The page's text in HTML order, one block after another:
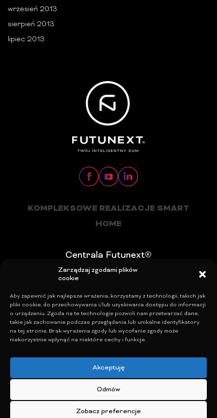
Zarządzaj zgodami plików
cookie
Aby zapewnić jak najlepsze wrażenia, korzystamy z technologii, takich jak
pliki cookie, do przechowywania i/lub uzyskiwania dostępu do informacji
o urządzeniu. Zgoda na te technologie pozwoli nam przetwarzać dane,
takie jak zachowanie podczas przeglądania lub unikalne identyfikatory
na tej stronie. Brak wyrażenia zgody lub wycofanie zgody może
niekorzystnie wpłynąć na niektóre cechy i funkcje.
Akceptuję
Odmów
Zobacz preferencje
wrzesień 2013
sierpień 2013
lipiec 2013
KOMPLEKSOWE REALIZACJE SMART
HOME
Centrala Futunext®
Tel. +48 22 100 26 10
Blog
Polityka Prywatności
Polityka plików cookies (EU)
© Futunext 2020 - 2026 Wszystkie prawa
zastrzeżone